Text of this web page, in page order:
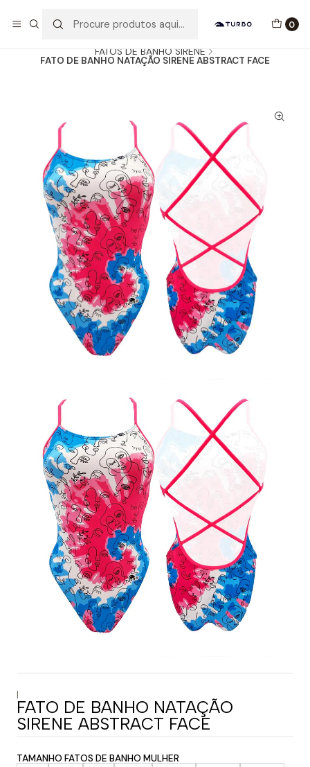
0
FATOS DE BANHO SIRENE
FATO DE BANHO NATAÇÃO SIRENE ABSTRACT FACE
|
FATO DE BANHO NATAÇÃO
SIRENE ABSTRACT FACE
TAMANHO FATOS DE BANHO MULHER